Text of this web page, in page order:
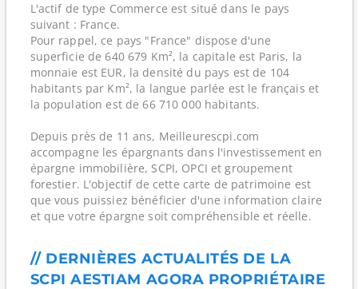
L'actif de type Commerce est situé dans le pays
suivant : France.
Pour rappel, ce pays "France" dispose d'une
superficie de 640 679 Km², la capitale est Paris, la
monnaie est EUR, la densité du pays est de 104
habitants par Km², la langue parlée est le français et
la population est de 66 710 000 habitants.
Depuis près de 11 ans, Meilleurescpi.com
accompagne les épargnants dans l'investissement en
épargne immobilière, SCPI, OPCI et groupement
forestier. L'objectif de cette carte de patrimoine est
que vous puissiez bénéficier d'une information claire
et que votre épargne soit compréhensible et réelle.
// DERNIÈRES ACTUALITÉS DE LA
SCPI AESTIAM AGORA PROPRIÉTAIRE